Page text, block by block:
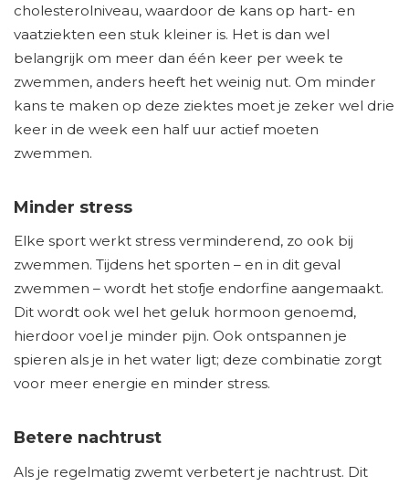
cholesterolniveau, waardoor de kans op hart- en
vaatziekten een stuk kleiner is. Het is dan wel
belangrijk om meer dan één keer per week te
zwemmen, anders heeft het weinig nut. Om minder
kans te maken op deze ziektes moet je zeker wel drie
keer in de week een half uur actief moeten
zwemmen.
Minder stress
Elke sport werkt stress verminderend, zo ook bij
zwemmen. Tijdens het sporten – en in dit geval
zwemmen – wordt het stofje endorfine aangemaakt.
Dit wordt ook wel het geluk hormoon genoemd,
hierdoor voel je minder pijn. Ook ontspannen je
spieren als je in het water ligt; deze combinatie zorgt
voor meer energie en minder stress.
Betere nachtrust
Als je regelmatig zwemt verbetert je nachtrust. Dit